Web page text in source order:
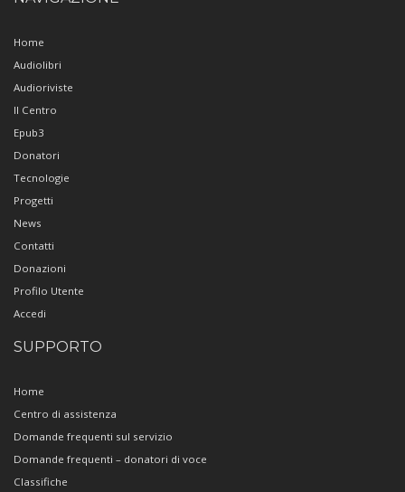
Home
Audiolibri
Audioriviste
Il Centro
Epub3
Donatori
Tecnologie
Progetti
News
Contatti
Donazioni
Profilo Utente
Accedi
SUPPORTO
Home
Centro di assistenza
Domande frequenti sul servizio
Domande frequenti – donatori di voce
Classifiche